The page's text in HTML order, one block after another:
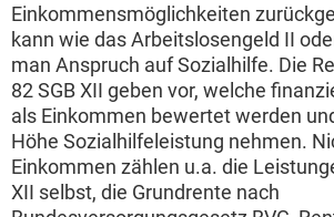
Einkommensmöglichkeiten
kann wie das Arbeitslosengeld II
man Anspruch auf Sozialhilfe. Die
82 SGB XII geben vor, welche
als Einkommen bewertet werden
Höhe Sozialhilfeleistung nehmen.
Einkommen zählen u.a. die
XII selbst, die Grundrente nach